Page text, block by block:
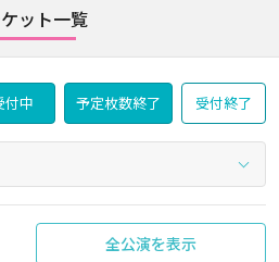
ット一覧
付中 予定枚数終了 受付終了
全公演を表示